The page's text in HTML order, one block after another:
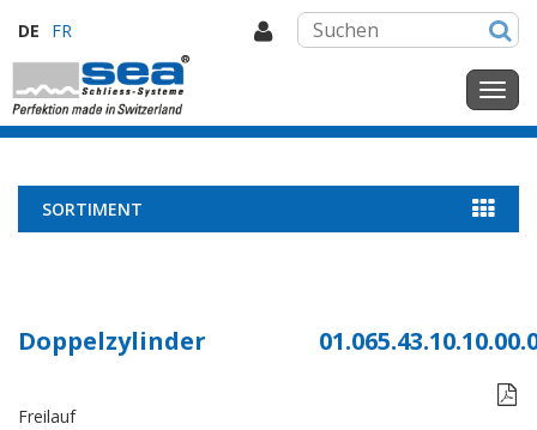
DE FR
SORTIMENT
Doppelzylinder

Freilauf